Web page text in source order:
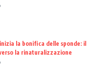
la bonifica delle sponde: il
la rinaturalizzazione